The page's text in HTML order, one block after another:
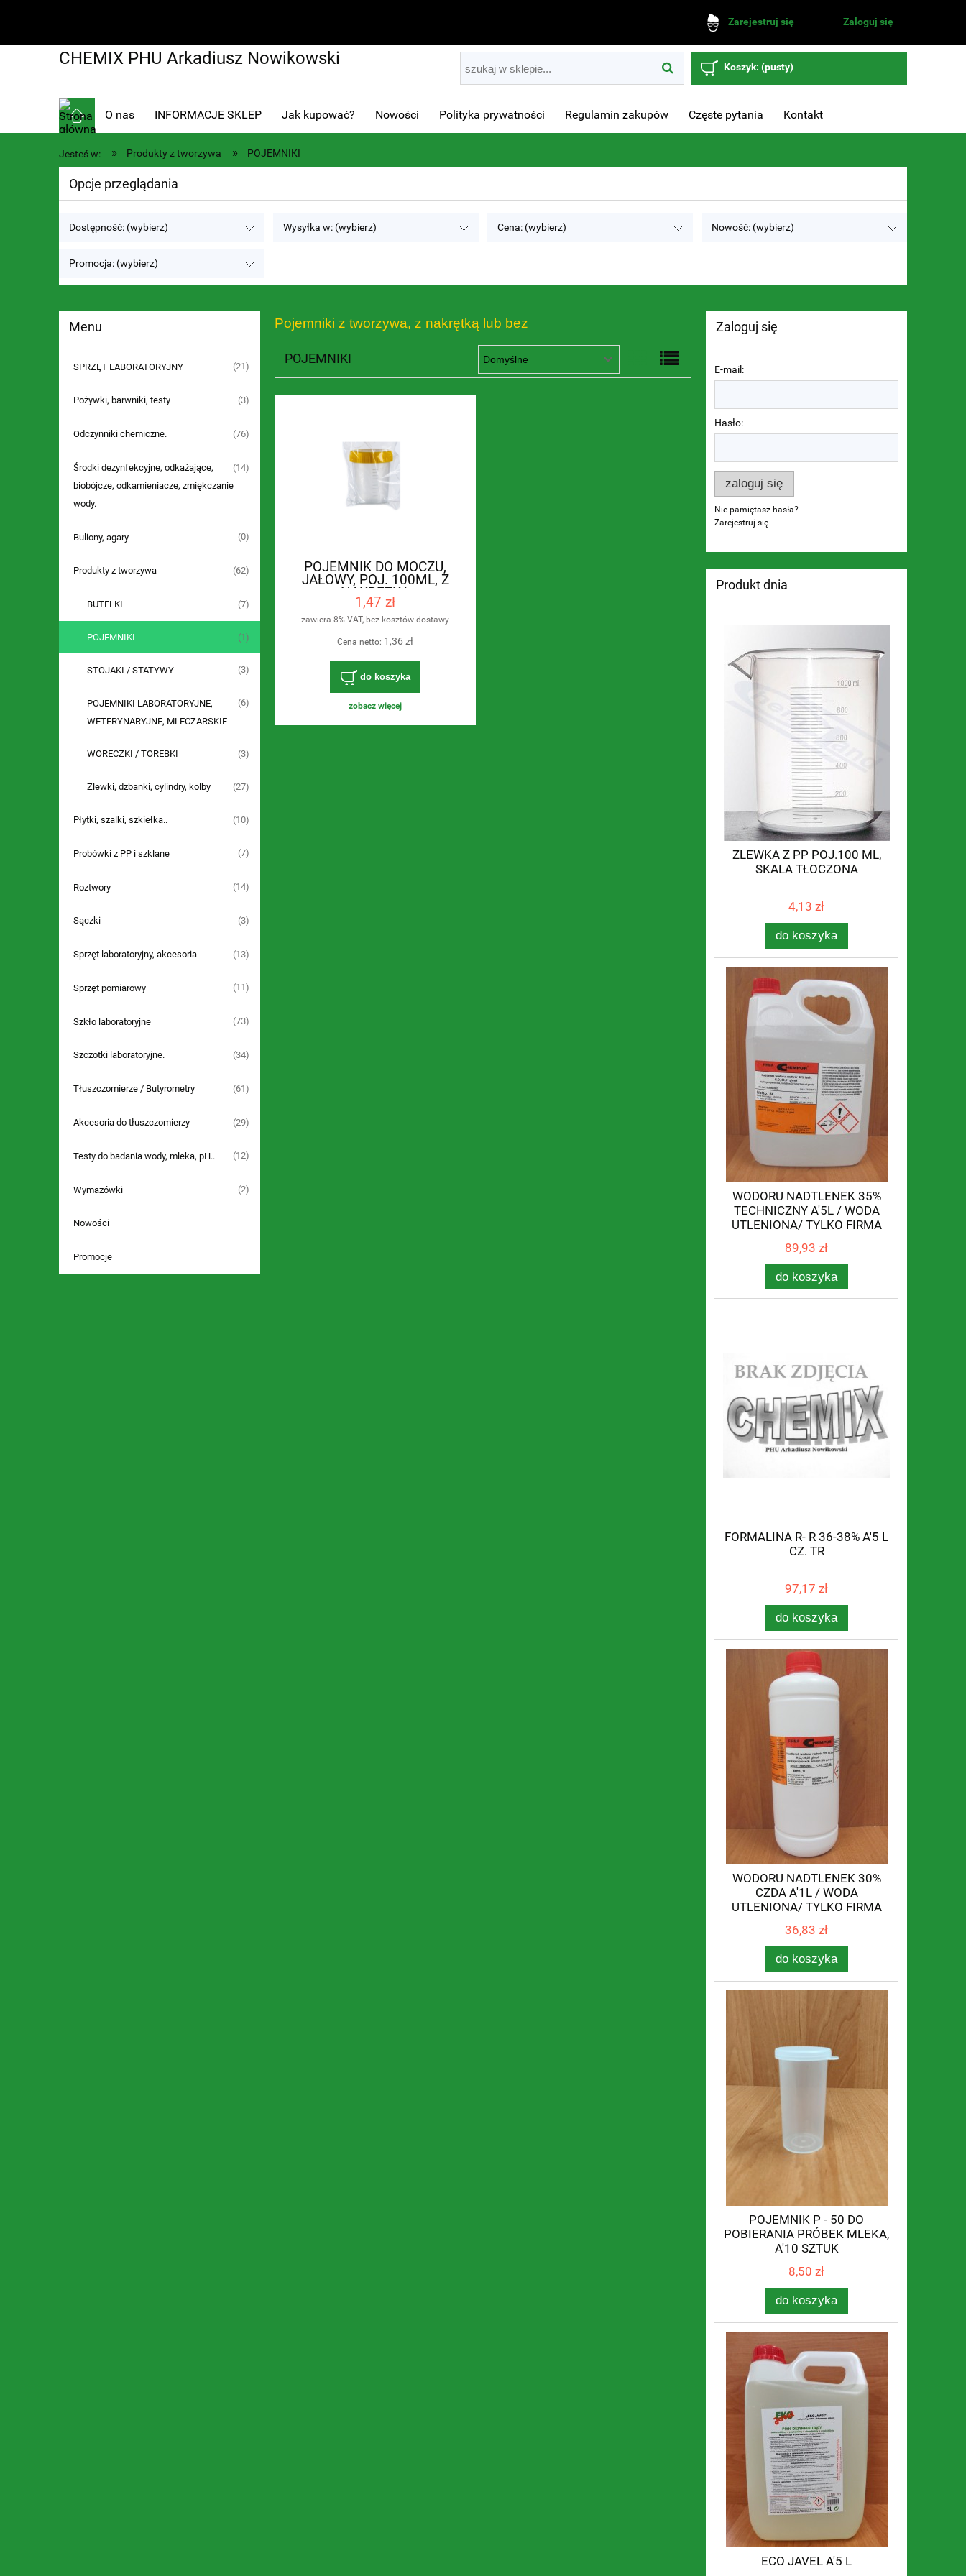
Zarejestruj się Zaloguj się
CHEMIX PHU Arkadiusz Nowikowski Koszyk: (pusty)
O nas INFORMACJE SKLEP Jak kupować? Nowości Polityka prywatności Regulamin zakupów Częste pytania Kontakt
Jesteś w: » Produkty z tworzywa » POJEMNIKI
Opcje przeglądania
Dostępność: (wybierz) Wysyłka w: (wybierz) Cena: (wybierz) Nowość: (wybierz)
Promocja: (wybierz)
Menu
SPRZĘT LABORATORYJNY (21)
Pożywki, barwniki, testy (3)
Odczynniki chemiczne. (76)
Środki dezynfekcyjne, odkażające,
biobójcze, odkamieniacze, zmiękczanie
wody.
(14)
Buliony, agary (0)
Produkty z tworzywa (62)
BUTELKI (7)
POJEMNIKI (1)
STOJAKI / STATYWY (3)
POJEMNIKI LABORATORYJNE,
WETERYNARYJNE, MLECZARSKIE
(6)
WORECZKI / TOREBKI (3)
Zlewki, dzbanki, cylindry, kolby (27)
Płytki, szalki, szkiełka.. (10)
Probówki z PP i szklane (7)
Roztwory (14)
Sączki (3)
Sprzęt laboratoryjny, akcesoria (13)
Sprzęt pomiarowy (11)
Szkło laboratoryjne (73)
Szczotki laboratoryjne. (34)
Tłuszczomierze / Butyrometry (61)
Akcesoria do tłuszczomierzy (29)
Testy do badania wody, mleka, pH.. (12)
Wymazówki (2)
Nowości
Promocje
Pojemniki z tworzywa, z nakrętką lub bez
POJEMNIKI
POJEMNIK DO MOCZU,
JAŁOWY, POJ. 100ML, Z
NAKRĘTKĄ
1,47 zł
zawiera 8% VAT, bez kosztów dostawy
Cena netto: 1,36 zł
do koszyka
zobacz więcej
Zaloguj się
E-mail:
Hasło:
zaloguj się
Nie pamiętasz hasła?
Zarejestruj się
Produkt dnia
ZLEWKA Z PP POJ.100 ML,
SKALA TŁOCZONA
4,13 zł
do koszyka
WODORU NADTLENEK 35%
TECHNICZNY A'5L / WODA
UTLENIONA/ TYLKO FIRMA
89,93 zł
do koszyka
FORMALINA R- R 36-38% A'5 L
CZ. TR
97,17 zł
do koszyka
WODORU NADTLENEK 30%
CZDA A'1L / WODA
UTLENIONA/ TYLKO FIRMA
36,83 zł
do koszyka
POJEMNIK P - 50 DO
POBIERANIA PRÓBEK MLEKA,
A'10 SZTUK
8,50 zł
do koszyka
ECO JAVEL A'5 L